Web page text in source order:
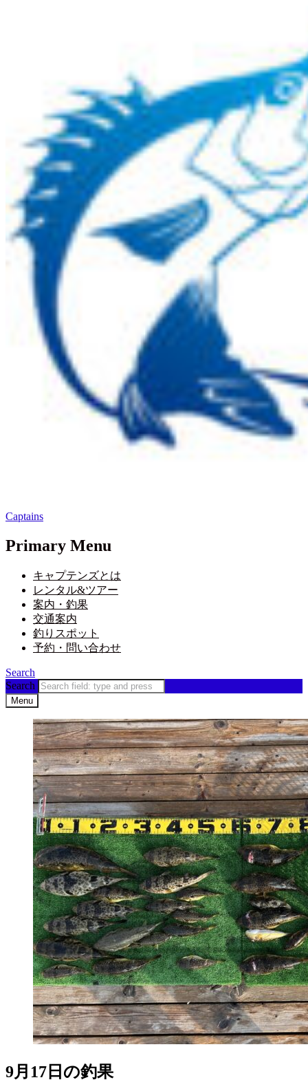
Captains
Primary Menu
キャプテンズとは
レンタル&ツアー
案内・釣果
交通案内
釣りスポット
予約・問い合わせ
Search
Search
Menu
9月17日の釣果